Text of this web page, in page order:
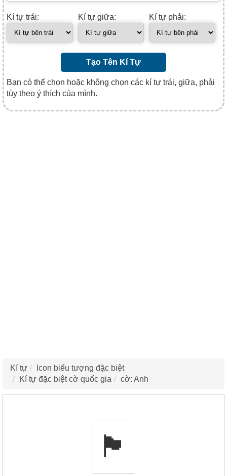
Kí tự trái: Kí tự giữa: Kí tự phải:
Tạo Tên Kí Tự
Bạn có thể chọn hoặc không chọn các kí tự trái, giữa, phải
tùy theo ý thích của mình.
Kí tự
Icon biểu tượng đặc biệt
Kí tự đặc biệt cờ quốc gia
cờ: Anh
🏴󠁧󠁢󠁥󠁮󠁧󠁿